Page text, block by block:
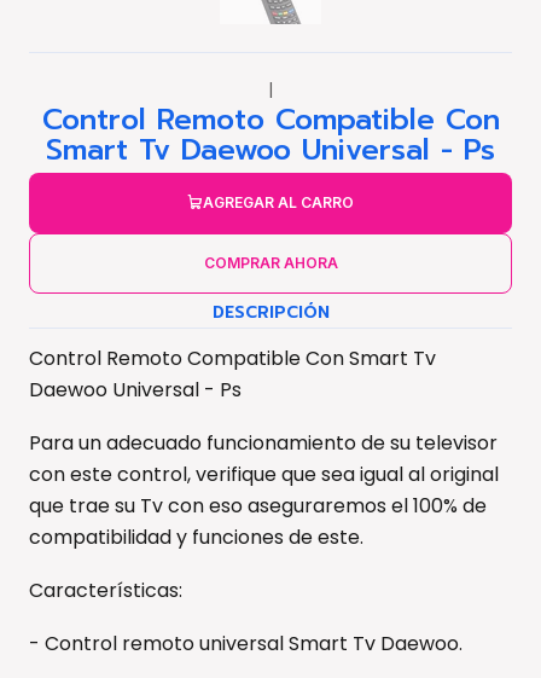
|
Control Remoto Compatible Con
Smart Tv Daewoo Universal - Ps
AGREGAR AL CARRO
COMPRAR AHORA
DESCRIPCIÓN
Control Remoto Compatible Con Smart Tv
Daewoo Universal - Ps
Para un adecuado funcionamiento de su televisor
con este control, verifique que sea igual al original
que trae su Tv con eso aseguraremos el 100% de
compatibilidad y funciones de este.
Características:
- Control remoto universal Smart Tv Daewoo.